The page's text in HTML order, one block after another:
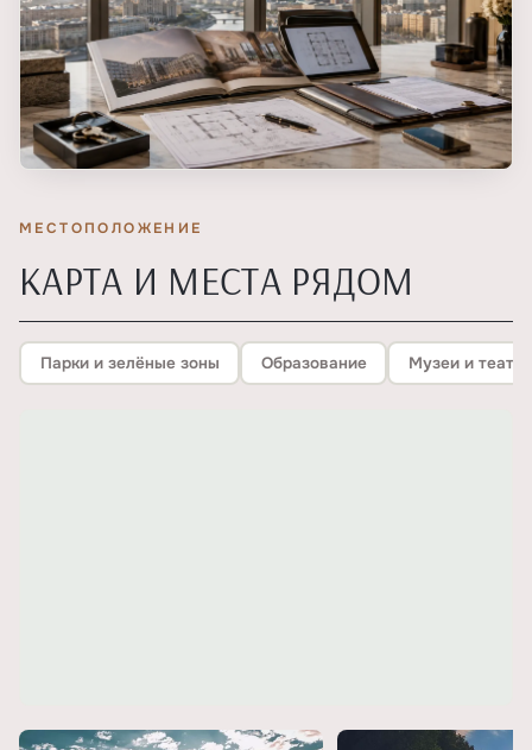
МЕСТОПОЛОЖЕНИЕ
КАРТА И МЕСТА РЯДОМ
Парки и зелёные зоны Образование Музеи и